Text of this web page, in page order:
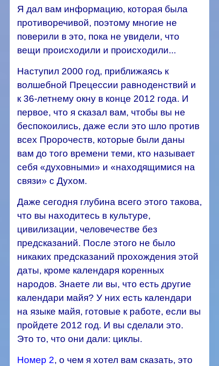
Я дал вам информацию, которая была
противоречивой, поэтому многие не
поверили в это, пока не увидели, что
вещи происходили и происходили...
Наступил 2000 год, приближаясь к
волшебной Прецессии равноденствий и
к 36-летнему окну в конце 2012 года. И
первое, что я сказал вам, чтобы вы не
беспокоились, даже если это шло против
всех Пророчеств, которые были даны
вам до того времени теми, кто называет
себя «духовными» и «находящимися на
связи» с Духом.
Даже сегодня глубина всего этого такова,
что вы находитесь в культуре,
цивилизации, человечестве без
предсказаний. После этого не было
никаких предсказаний прохождения этой
даты, кроме календаря коренных
народов. Знаете ли вы, что есть другие
календари майя? У них есть календари
на языке майя, готовые к работе, если вы
пройдете 2012 год. И вы сделали это.
Это то, что они дали: циклы.
Номер 2, о чем я хотел вам сказать, это